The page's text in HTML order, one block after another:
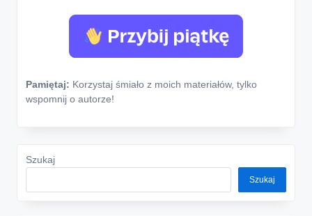
Pamiętaj: Korzystaj śmiało z moich materiałów, tylko
wspomnij o autorze!
Szukaj
Szukaj